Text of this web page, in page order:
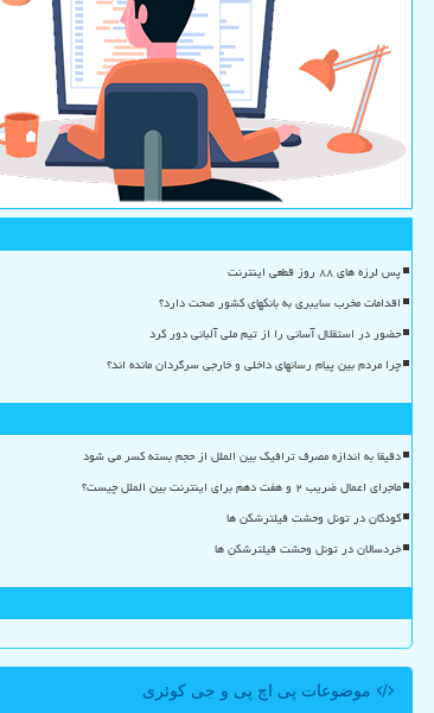
پس لرزه های ۸۸ روز قطعی اینترنت
اقدامات مخرب سایبری به بانکهای کشور صحت دارد؟
حضور در استقلال آسانی را از تیم ملی آلبانی دور کرد
چرا مردم بین پیام رسانهای داخلی و خارجی سرگردان مانده اند؟
دقیقا به اندازه مصرف ترافیک بین الملل از حجم بسته کسر می شود
ماجرای اعمال ضریب ۲ و هفت دهم برای اینترنت بین الملل چیست؟
کودکان در تونل وحشت فیلترشکن ها
خردسالان در تونل وحشت فیلترشکن ها
موضوعات پی اچ پی و جی كوئری